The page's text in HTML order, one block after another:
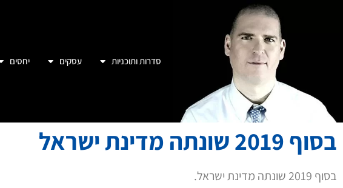
סדרות ותוכניות עסקים יחסים
בסוף 2019 שונתה מדינת ישראל
בסוף 2019 שונתה מדינת ישראל.